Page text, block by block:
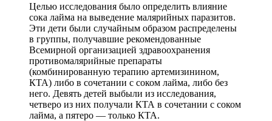
Целью исследования было определить влияние
сока лайма на выведение малярийных паразитов.
Эти дети были случайным образом распределены
в группы, получавшие рекомендованные
Всемирной организацией здравоохранения
противомалярийные препараты
(комбинированную терапию артемизинином,
КТА) либо в сочетании с соком лайма, либо без
него. Девять детей выбыли из исследования,
четверо из них получали КТА в сочетании с соком
лайма, а пятеро — только КТА.